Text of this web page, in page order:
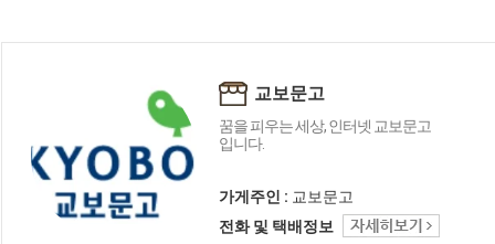
교보문고
꿈을 피우는 세상, 인터넷 교보문고
입니다.
가게주인 : 교보문고
전화 및 택배정보